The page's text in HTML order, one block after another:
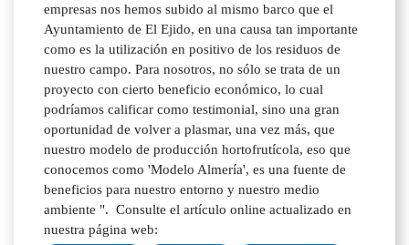
empresas nos hemos subido al mismo barco que el
Ayuntamiento de El Ejido, en una causa tan importante
como es la utilización en positivo de los residuos de
nuestro campo. Para nosotros, no sólo se trata de un
proyecto con cierto beneficio económico, lo cual
podríamos calificar como testimonial, sino una gran
oportunidad de volver a plasmar, una vez más, que
nuestro modelo de producción hortofrutícola, eso que
conocemos como 'Modelo Almería', es una fuente de
beneficios para nuestro entorno y nuestro medio
ambiente ". Consulte el artículo online actualizado en
nuestra página web: